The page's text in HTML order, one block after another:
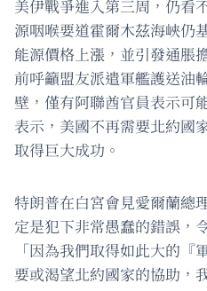
美伊戰爭進入第三周，仍看
源咽喉要道霍爾木茲海峽仍
能源價格上漲，並引發通脹
前呼籲盟友派遣軍艦護送油
壁，僅有阿聯酋官員表示可
表示，美國不再需要北約國
取得巨大成功。
特朗普在白宮會見愛爾蘭總
定是犯下非常愚蠢的錯誤，
「因為我們取得如此大的
要或渴望北約國家的協助，